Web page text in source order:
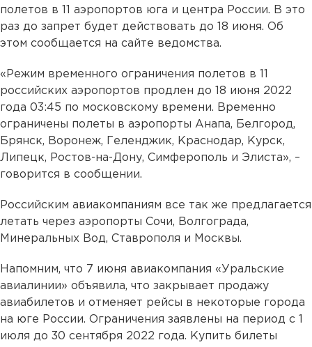
полетов в 11 аэропортов юга и центра России. В это
раз до запрет будет действовать до 18 июня. Об
этом сообщается на сайте ведомства.
«Режим временного ограничения полетов в 11
российских аэропортов продлен до 18 июня 2022
года 03:45 по московскому времени. Временно
ограничены полеты в аэропорты Анапа, Белгород,
Брянск, Воронеж, Геленджик, Краснодар, Курск,
Липецк, Ростов-на-Дону, Симферополь и Элиста», –
говорится в сообщении.
Российским авиакомпаниям все так же предлагается
летать через аэропорты Сочи, Волгограда,
Минеральных Вод, Ставрополя и Москвы.
Напомним, что 7 июня авиакомпания «Уральские
авиалинии» объявила, что закрывает продажу
авиабилетов и отменяет рейсы в некоторые города
на юге России. Ограничения заявлены на период с 1
июля до 30 сентября 2022 года. Купить билеты